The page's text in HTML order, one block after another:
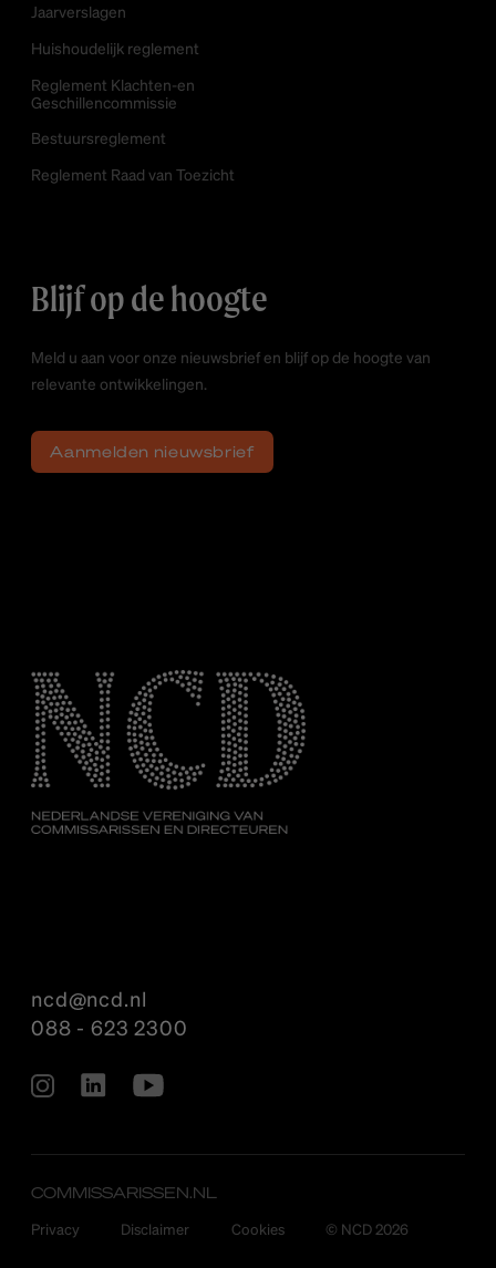
Jaarverslagen
Huishoudelijk reglement
Reglement Klachten-en
Geschillencommissie
Bestuursreglement
Reglement Raad van Toezicht
Blijf op de hoogte
Meld u aan voor onze nieuwsbrief en blijf op de hoogte van
relevante ontwikkelingen.
Aanmelden nieuwsbrief
ncd@ncd.nl
088 - 623 2300
COMMISSARISSEN.NL
Privacy
Disclaimer Cookies © NCD 2026